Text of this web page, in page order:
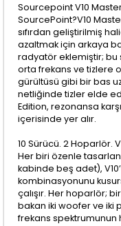
Sourcepoint V10
SourcePoint?V10
sıfırdan geliştirilmiş
azaltmak için arkaya
radyatör eklemiştir;
orta frekans ve tizlere
gürültüsü gibi bir bas
netliğinde tizler elde
Edition, rezonansa
içerisinde yer alır.
10 Sürücü. 2 Hoparlör.
Her biri özenle
kabinde beş adet),
kombinasyonunu
çalışır. Her hoparlör;
bakan iki woofer ve iki
frekans